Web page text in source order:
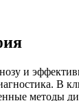
и
методы